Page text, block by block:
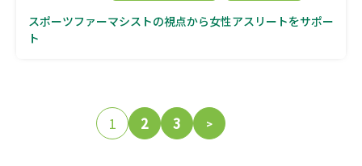
スポーツファーマシストの視点から女性アスリートをサポー
ト
1 2 3 >